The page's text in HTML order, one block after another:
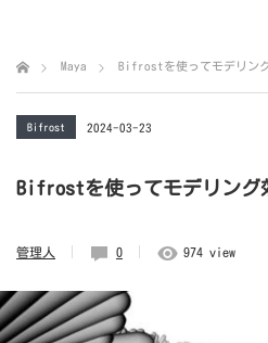
Maya Bifrostを使ってモデリング
Bifrost 2024-03-23
Bifrostを使ってモデリング
管理人 0 974 view